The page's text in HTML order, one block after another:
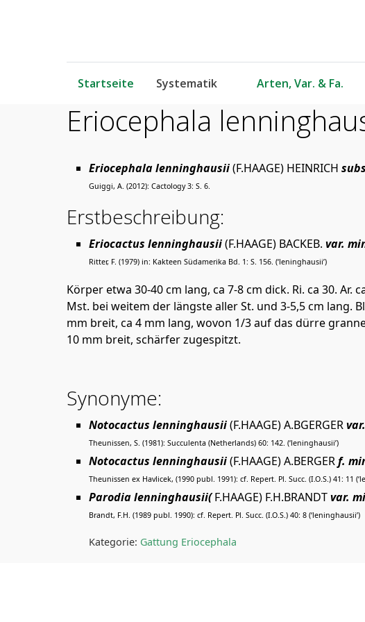
Startseite Systematik Arten, Var. & Fa.
Eriocephala
Eriocephala lenninghausii(F.HAAGE) HEINRICH
Guiggi, A. (2012): Cactology 3: S. 6.
Erstbeschreibung:
Eriocactus lenninghausii(F.HAAGE) BACKEB. var.
Ritter, F. (1979) in: Kakteen Südamerika Bd. 1: S. 156. (‘leninghausii’)
Körper etwa 30-40 cm lang, ca 7-8 cm dick. Ri. ca 30.
Mst. bei weitem der längste aller St. und 3-5,5 cm lang.
mm breit, ca 4 mm lang, wovon 1/3 auf das dürre
10 mm breit, schärfer zugespitzt.
Synonyme:
Notocactus lenninghausii(F.HAAGE) A.BGERGER
Theunissen, S. (1981): Succulenta (Netherlands) 60: 142. (‘leninghausii’)
Notocactus lenninghausii(F.HAAGE) A.BERGERf.
Theunissen ex Havlicek, (1990 publ. 1991): cf. Repert. Pl. Succ. (I.O.S.) 41: 11
Parodia lenninghausii(F.HAAGE) F.H.BRANDTvar.
Brandt, F.H. (1989 publ. 1990): cf. Repert. Pl. Succ. (I.O.S.) 40: 8 (‘leninghausii’)
Kategorie: Gattung Eriocephala